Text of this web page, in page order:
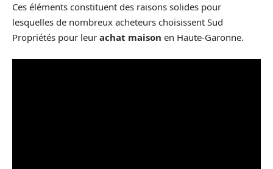
Ces éléments constituent des raisons solides pour
lesquelles de nombreux acheteurs choisissent Sud
Propriétés pour leur achat maison en Haute-Garonne.